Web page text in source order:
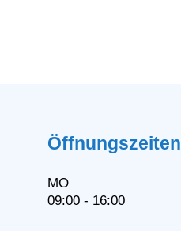
Öffnungszeiten
MO
09:00 - 16:00